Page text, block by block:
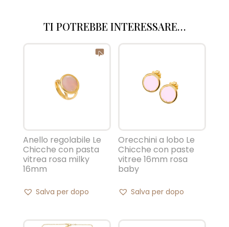
TI POTREBBE INTERESSARE…
Anello regolabile Le
Chicche con pasta
vitrea rosa milky
16mm
Salva per dopo
Orecchini a lobo Le
Chicche con paste
vitree 16mm rosa
baby
Salva per dopo